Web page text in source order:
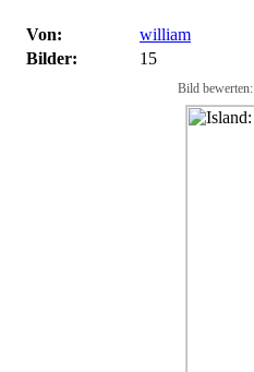
Von:
william
Bilder:
15
Bild bewerten: